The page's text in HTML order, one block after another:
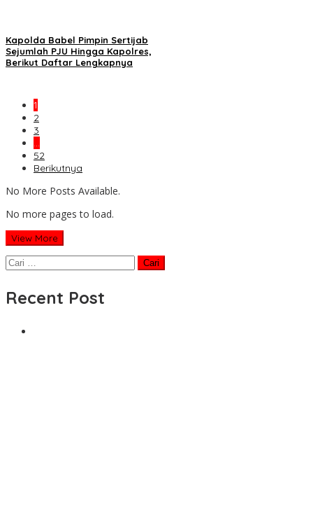
Kapolda Babel Pimpin Sertijab
Sejumlah PJU Hingga Kapolres,
Berikut Daftar Lengkapnya
1
2
3
…
52
Berikutnya
No More Posts Available.
No more pages to load.
View More
Cari
untuk:
Recent Post